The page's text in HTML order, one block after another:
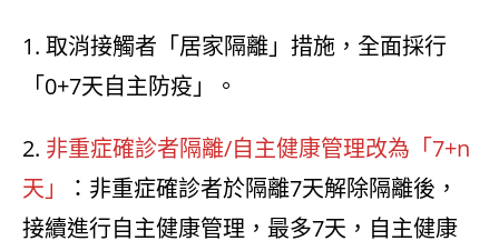
1. 取消接觸者「居家隔離」措施，全面採行
「0+7天自主防疫」。
2. 非重症確診者隔離/自主健康管理改為「7+n
天」
：非重症確診者於隔離7天解除隔離後，
接續進行自主健康管理，最多7天，自主健康